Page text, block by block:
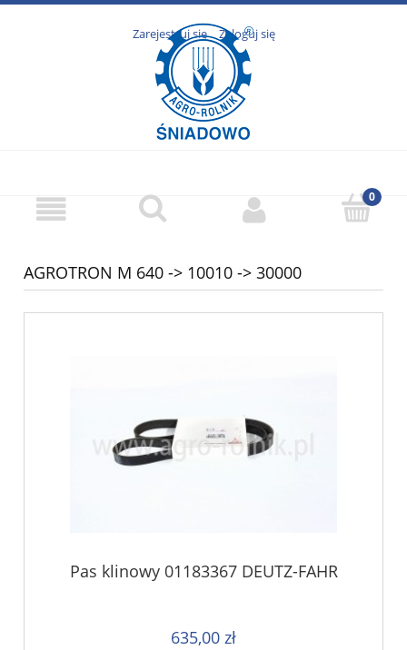
Zarejestruj się Zaloguj się
AGROTRON M 640 -> 10010 -> 30000
Pas klinowy 01183367 DEUTZ-FAHR
635,00 zł